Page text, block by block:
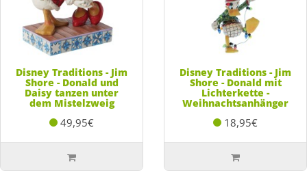
Disney Traditions - Jim
Shore - Donald und
Daisy tanzen unter
dem Mistelzweig
49,95€
Disney Traditions - Jim
Shore - Donald mit
Lichterkette -
Weihnachtsanhänger
18,95€